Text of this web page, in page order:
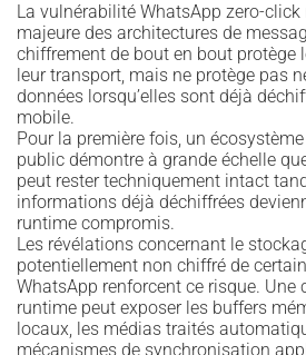
La vulnérabilité WhatsApp zero-
majeure des architectures de
chiffrement de bout en bout protège
leur transport, mais ne protège pas
données lorsqu’elles sont déjà
mobile.
Pour la première fois, un
public démontre à grande échelle
peut rester techniquement intact
informations déjà déchiffrées
runtime compromis.
Les révélations concernant le
potentiellement non chiffré de
WhatsApp renforcent ce risque. Une
runtime peut exposer les buffers
locaux, les médias traités
mécanismes de synchronisation